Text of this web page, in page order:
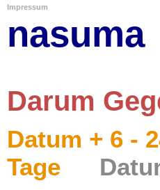
Impressum
nasuma
Darum
Datum + 6 -
Tage